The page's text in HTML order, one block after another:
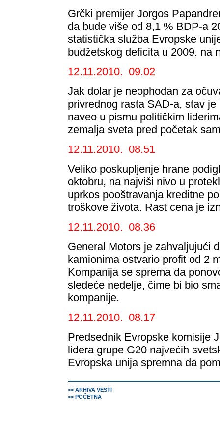
Grčki premijer Jorgos
da bude više od 8,1 % BDP-a
statistička služba Evropske
budžetskog deficita u 2009. na
12.11.2010. 09.02
Jak dolar je neophodan za
privrednog rasta SAD-a, stav
naveo u pismu političkim
zemalja sveta pred početak
12.11.2010. 08.51
Veliko poskupljenje hrane
oktobru, na najviši nivo u
uprkos pooštravanja kreditne
troškove života. Rast cena je
12.11.2010. 08.36
General Motors je zahvaljujući
kamionima ostvario profit od 2
Kompanija se sprema da
sledeće nedelje, čime bi bio
kompanije.
12.11.2010. 08.17
Predsednik Evropske komisije
lidera grupe G20 najvećih
Evropska unija spremna da
<< ARHIVA VESTI
<< POČETNA